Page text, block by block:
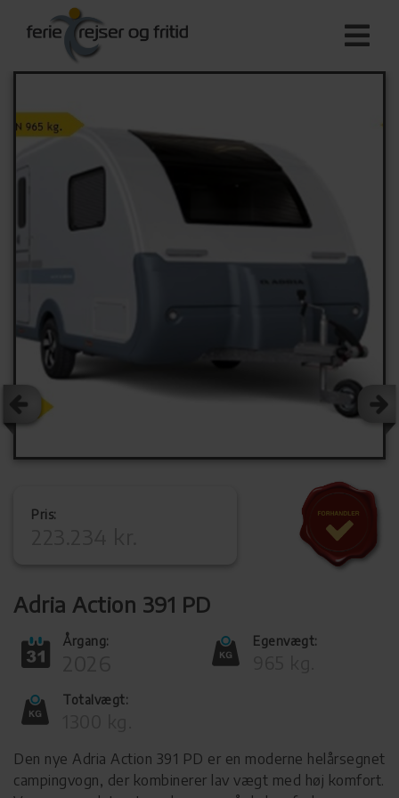
Pris:
Adria Action 391 PD
Årgang: Egenvægt:
Totalvægt:
Den nye Adria Action 391 PD er en moderne helårsegnet
campingvogn, der kombinerer lav vægt med høj komfort.